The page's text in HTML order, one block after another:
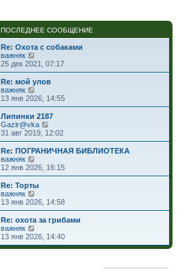
ПОСЛЕДНЕЕ СООБЩЕНИЕ
Re: Охота с собаками
важняк
е
р
е
т
к
п
о
с
е
н
е
м
с
о
о
щ
е
25 дек 2021, 07:17
Re: мой улов
важняк
е
р
е
й
т
к
п
о
с
е
н
е
м
с
о
13 янв 2026, 14:55
Липинки 2187
Gazir@vka
е
р
е
т
о
с
е
н
е
31 авг 2019, 12:02
Re: ПОГРАНИЧНАЯ БИБЛИОТЕКА
важняк
е
р
е
т
п
о
с
л
12 янв 2026, 16:15
Re: Торты
важняк
е
р
е
т
к
13 янв 2026, 14:58
Re: охота за грибами
важняк
е
р
13 янв 2026, 14:40